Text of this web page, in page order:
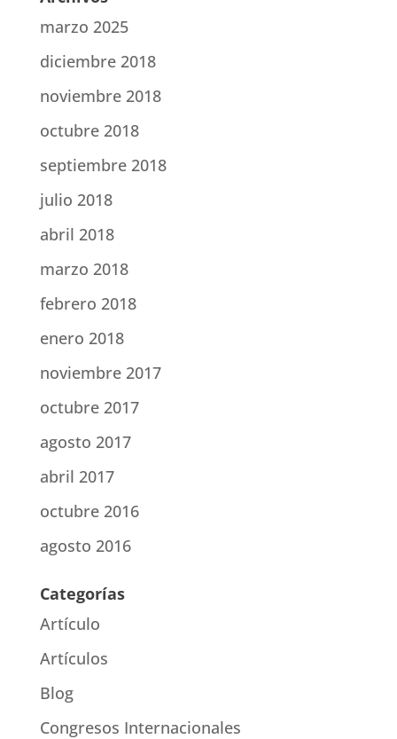
marzo 2025
diciembre 2018
noviembre 2018
octubre 2018
septiembre 2018
julio 2018
abril 2018
marzo 2018
febrero 2018
enero 2018
noviembre 2017
octubre 2017
agosto 2017
abril 2017
octubre 2016
agosto 2016
Categorías
Artículo
Artículos
Blog
Congresos Internacionales